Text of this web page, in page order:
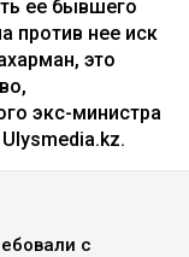
ее бывшего
против нее иск
это
экс-министра
с